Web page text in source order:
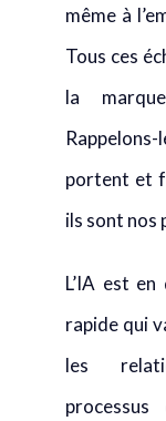
même à
Tous ces
la
portent et
ils sont nos
L’IA est
rapide qui
les